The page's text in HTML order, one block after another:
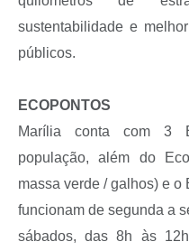
sustentabilidade e
públicos.
ECOPONTOS
Marília conta com 3
população, além do
massa verde / galhos) e
funcionam de segunda a
sábados, das 8h às